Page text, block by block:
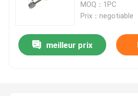
Produits
A propos de nous
MOQ：1PC
Prix：negotiable
meilleur prix